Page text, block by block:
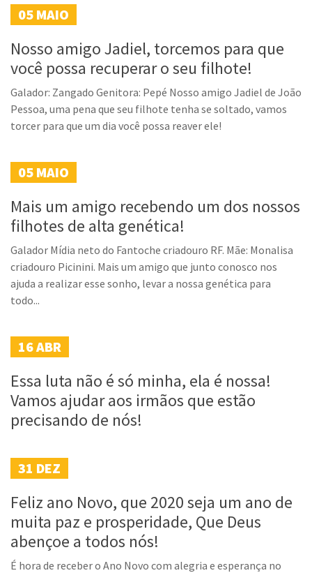
05 MAIO
Nosso amigo Jadiel, torcemos para que
você possa recuperar o seu filhote!
Galador: Zangado Genitora: Pepé Nosso amigo Jadiel de João
Pessoa, uma pena que seu filhote tenha se soltado, vamos
torcer para que um dia você possa reaver ele!
05 MAIO
Mais um amigo recebendo um dos nossos
filhotes de alta genética!
Galador Mídia neto do Fantoche criadouro RF. Mãe: Monalisa
criadouro Picinini. Mais um amigo que junto conosco nos
ajuda a realizar esse sonho, levar a nossa genética para
todo...
16ABR
Essa luta não é só minha, ela é nossa!
Vamos ajudar aos irmãos que estão
precisando de nós!
31 DEZ
Feliz ano Novo, que 2020 seja um ano de
muita paz e prosperidade, Que Deus
abençoe a todos nós!
É hora de receber o Ano Novo com alegria e esperança no